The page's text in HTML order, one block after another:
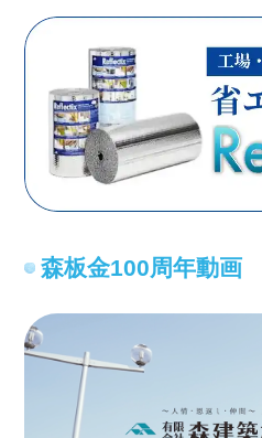
森板金100周年動画